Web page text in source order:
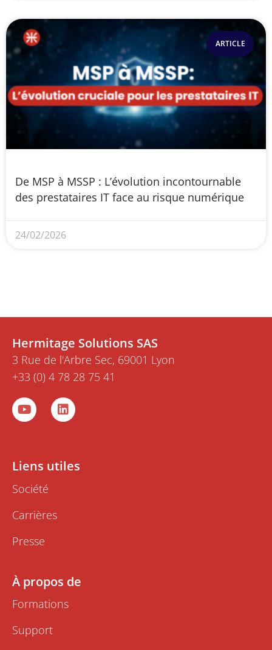
ARTICLE
De MSP à MSSP : L’évolution incontournable
des prestataires IT face au risque numérique
24/02/2026
Hermitage Solutions SAS
3 Rue de l'Arbre Sec, 69001 Lyon
+33 (0) 4 78 28 75 41
Y
o
u
b
e
L
i
n
d
i
Liens utiles
Société
Carrières
Presse
À propos de
Formations
Support